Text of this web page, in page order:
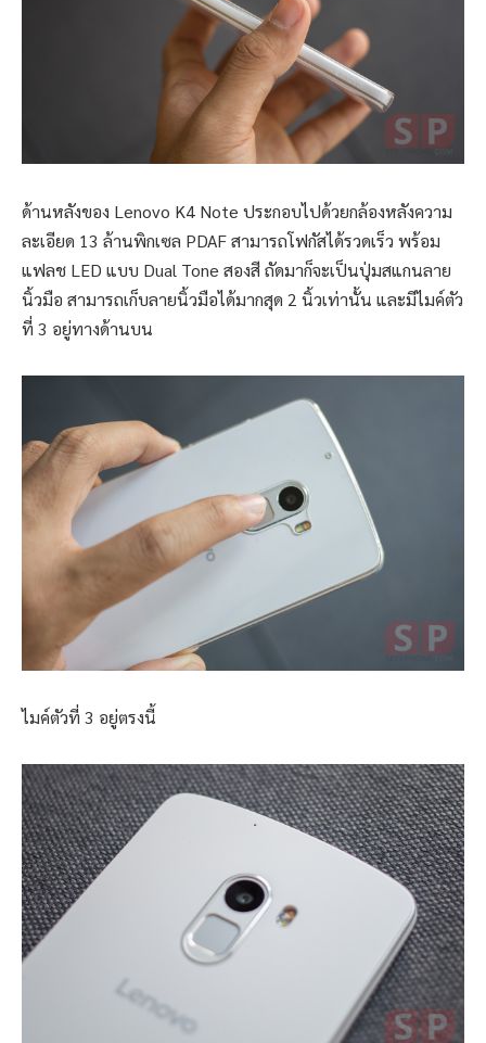
ด้านหลังของ Lenovo K4 Note ประกอบไปด้วยกล้องหลังความ
ละเอียด 13 ล้านพิกเซล PDAF สามารถโฟกัสได้รวดเร็ว พร้อม
แฟลช LED แบบ Dual Tone สองสี ถัดมาก็จะเป็นปุ่มสแกนลาย
นิ้วมือ สามารถเก็บลายนิ้วมือได้มากสุด 2 นิ้วเท่านั้น และมีไมค์ตัว
ที่ 3 อยู่ทางด้านบน
ไมค์ตัวที่ 3 อยู่ตรงนี้